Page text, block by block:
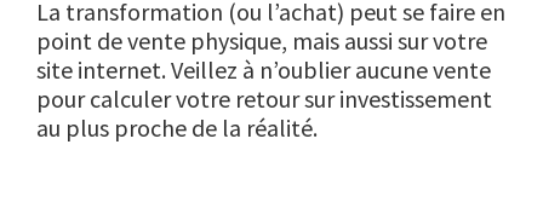
La transformation (ou l’achat) peut se faire en
point de vente physique, mais aussi sur votre
site internet. Veillez à n’oublier aucune vente
pour calculer votre retour sur investissement
au plus proche de la réalité.